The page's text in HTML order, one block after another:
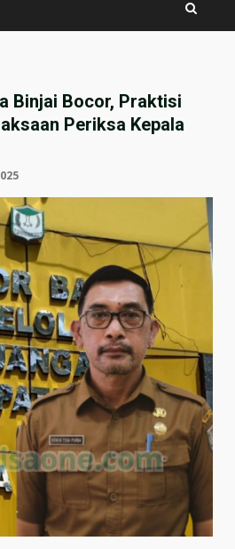
Binjai Bocor, Praktisi
Periksa Kepala